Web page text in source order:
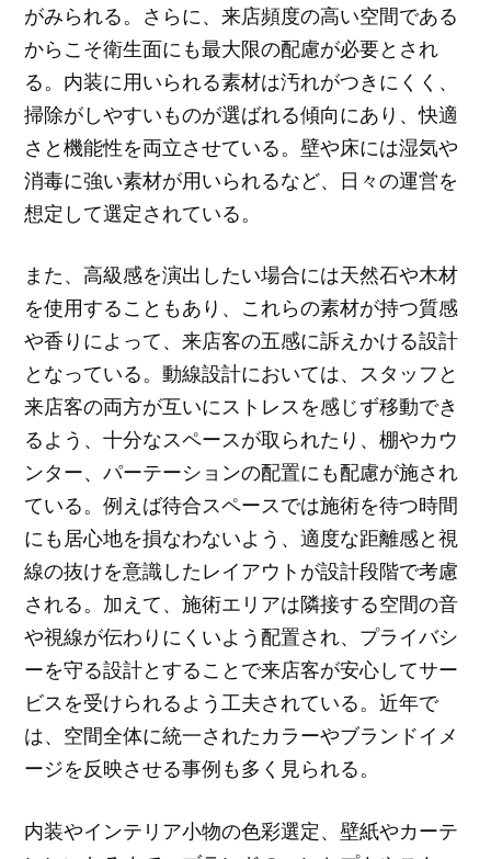
がみられる。さらに、来店頻度の高い空間である
からこそ衛生面にも最大限の配慮が必要とされ
る。内装に用いられる素材は汚れがつきにくく、
掃除がしやすいものが選ばれる傾向にあり、快適
さと機能性を両立させている。壁や床には湿気や
消毒に強い素材が用いられるなど、日々の運営を
想定して選定されている。
また、高級感を演出したい場合には天然石や木材
を使用することもあり、これらの素材が持つ質感
や香りによって、来店客の五感に訴えかける設計
となっている。動線設計においては、スタッフと
来店客の両方が互いにストレスを感じず移動でき
るよう、十分なスペースが取られたり、棚やカウ
ンター、パーテーションの配置にも配慮が施され
ている。例えば待合スペースでは施術を待つ時間
にも居心地を損なわないよう、適度な距離感と視
線の抜けを意識したレイアウトが設計段階で考慮
される。加えて、施術エリアは隣接する空間の音
や視線が伝わりにくいよう配置され、プライバシ
ーを守る設計とすることで来店客が安心してサー
ビスを受けられるよう工夫されている。近年で
は、空間全体に統一されたカラーやブランドイメ
ージを反映させる事例も多く見られる。
内装やインテリア小物の色彩選定、壁紙やカーテ